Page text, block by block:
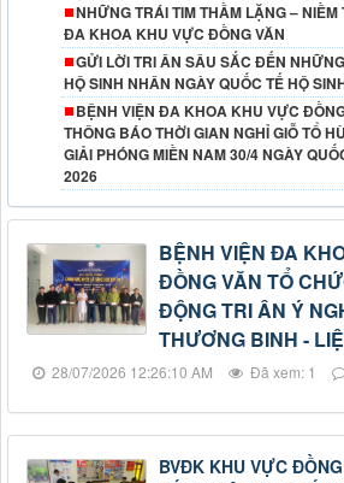
NHỮNG TRÁI TIM THẦM LẶNG –
ĐA KHOA KHU VỰC ĐỒNG VĂN
GỬI LỜI TRI ÂN SÂU SẮC ĐẾN
HỘ SINH NHÂN NGÀY QUỐC TẾ HỘ
BỆNH VIỆN ĐA KHOA KHU VỰC
THÔNG BÁO THỜI GIAN NGHỈ GIỖ TỔ
GIẢI PHÓNG MIỀN NAM 30/4 NGÀY
2026
BỆNH VIỆN ĐA
ĐỒNG VĂN TỔ
ĐỘNG TRI ÂN Ý
THƯƠNG BINH -
28/07/2026 12:26:10 AM Đã xem: 1
BVĐK KHU VỰC